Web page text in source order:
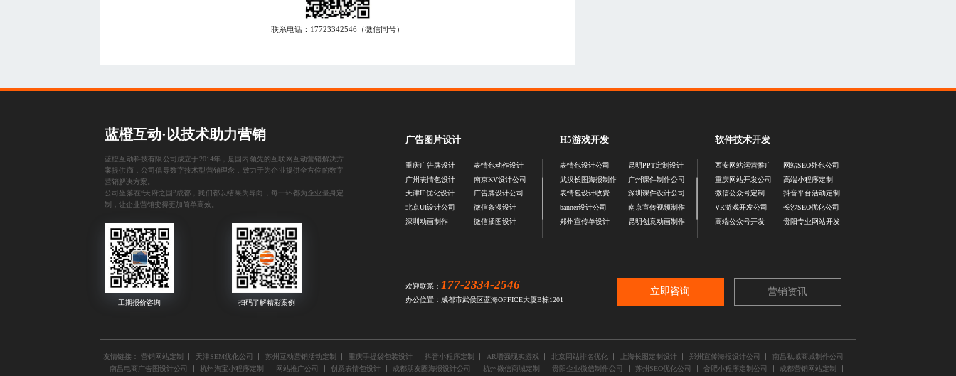
联系电话： 17723342546 （微信同号）
蓝橙互动·以技术助力营销
蓝橙互动科技有限公司成立于2014年，是国内领先的互联网互动营销解决方
案提供商，公司倡导数字技术型营销理念，致力于为企业提供全方位的数字
营销解决方案。
公司坐落在“天府之国”成都，我们都以结果为导向，每一环都为企业量身定
制，让企业营销变得更加简单高效。
广告图片设计
重庆广告牌设计
广州表情包设计
天津IP优化设计
北京UI设计公司
深圳动画制作
表情包动作设计
南京KV设计公司
广告牌设计公司
微信条漫设计
微信插图设计
H5游戏开发
表情包设计公司
武汉长图海报制作
表情包设计收费
banner设计公司
郑州宣传单设计
昆明PPT定制设计
广州课件制作公司
深圳课件设计公司
南京宣传视频制作
昆明创意动画制作
软件技术开发
西安网站运营推广
重庆网站开发公司
微信公众号定制
VR游戏开发公司
高端公众号开发
网站SEO外包公司
高端小程序定制
抖音平台活动定制
长沙SEO优化公司
贵阳专业网站开发
欢迎联系： 177-2334-2546
办公位置：成都市武侯区蓝海OFFICE大厦B栋1201
立即咨询 营销资讯
友情链接： 营销网站定制 天津SEM优化公司 苏州互动营销活动定制 重庆手提袋包装设计 抖音小程序定制 AR增强现实游戏 北京网站排名优化 上海长图定制设计 郑州宣传海报设计公司
南昌私域商城制作公司
南昌电商广告图设计公司
杭州淘宝小程序定制 网站推广公司 创意表情包设计 成都朋友圈海报设计公司 杭州微信商城定制 贵阳企业微信制作公司 苏州SEO优化公司 合肥小程序定制公司 成都营销网站定制